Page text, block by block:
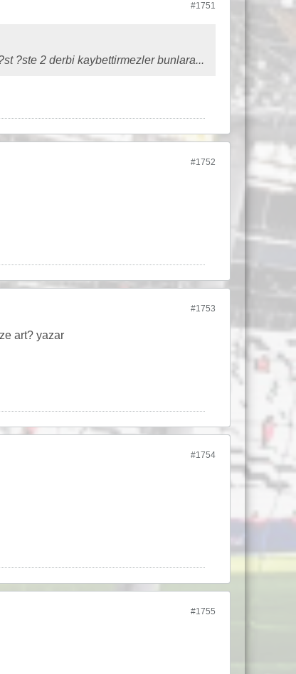
#1751
?ste 2 derbi kaybettirmezler bunlara...
#1752
#1753
art? yazar
#1754
#1755